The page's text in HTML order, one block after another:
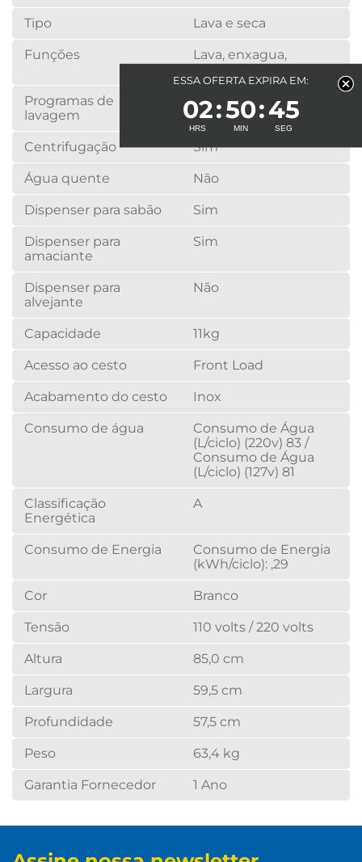
Tipo Lava e seca
Funções
Lava, enxagua,
centrífuga e seca
Programas de
lavagem
14 + 5 no APP
Centrifugação Sim
Água quente Não
Dispenser para sabão Sim
Dispenser para
amaciante
Sim
Dispenser para
alvejante
Não
Capacidade 11kg
Acesso ao cesto Front Load
Acabamento do cesto Inox
Consumo de água
Consumo de Água
(L/ciclo) (220v) 83 /
Consumo de Água
(L/ciclo) (127v) 81
Classificação
Energética
A
Consumo de Energia
Consumo de Energia
(kWh/ciclo): ,29
Cor Branco
Tensão 110 volts / 220 volts
Altura 85,0 cm
Largura 59,5 cm
Profundidade 57,5 cm
Peso 63,4 kg
Garantia Fornecedor 1 Ano
ESSA OFERTA EXPIRA EM:
02 50 45